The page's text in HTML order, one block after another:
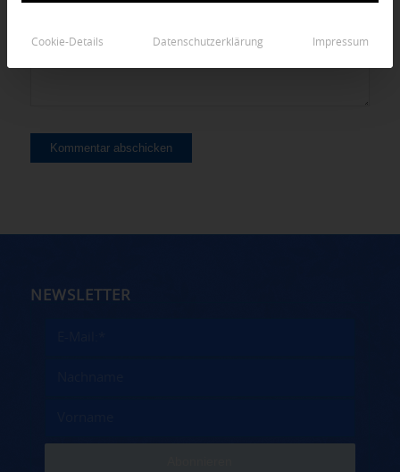
NEWSLETTER
Cookie-Details Datenschutzerklärung Impressum